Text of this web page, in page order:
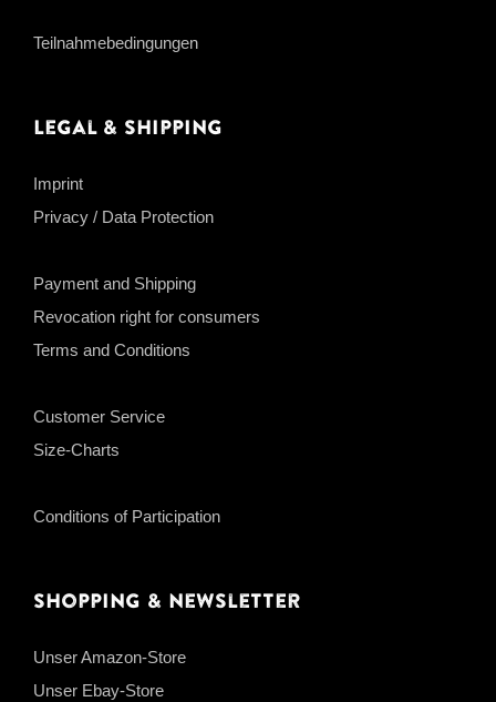
Teilnahmebedingungen
Legal & Shipping
Imprint
Privacy / Data Protection
Payment and Shipping
Revocation right for consumers
Terms and Conditions
Customer Service
Size-Charts
Conditions of Participation
Shopping & Newsletter
Unser Amazon-Store
Unser Ebay-Store